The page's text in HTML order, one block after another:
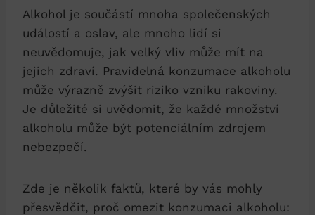
Alkohol je součástí mnoha společenských
událostí a oslav, ale mnoho lidí si
neuvědomuje, jak velký vliv může mít na
jejich zdraví. Pravidelná konzumace alkoholu
může výrazně zvýšit riziko vzniku rakoviny.
Je důležité si uvědomit, že každé množství
alkoholu může být potenciálním zdrojem
nebezpečí.
Zde je několik faktů, které by vás mohly
přesvědčit, proč omezit konzumaci alkoholu: